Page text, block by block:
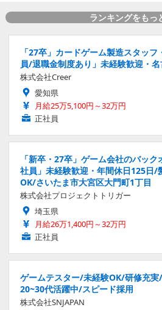
ランキングをもっ
「27卒」カードゲーム製造スタッ
員/退職金制度あり」未経験歓迎・
株式会社Creer
愛知県
月給25万5,100円～32万円
正社員
「新卒・27卒」ゲーム会社のバッ
社員」未経験歓迎・年間休日125日/
OK/さいたま市大宮区大門町1丁目
株式会社プロジェクトトリガー
埼玉県
月給26万1,400円～32万円
正社員
ゲームテスター/未経験OK/研修充
20~30代活躍中/スピード採用
株式会社SNJAPAN